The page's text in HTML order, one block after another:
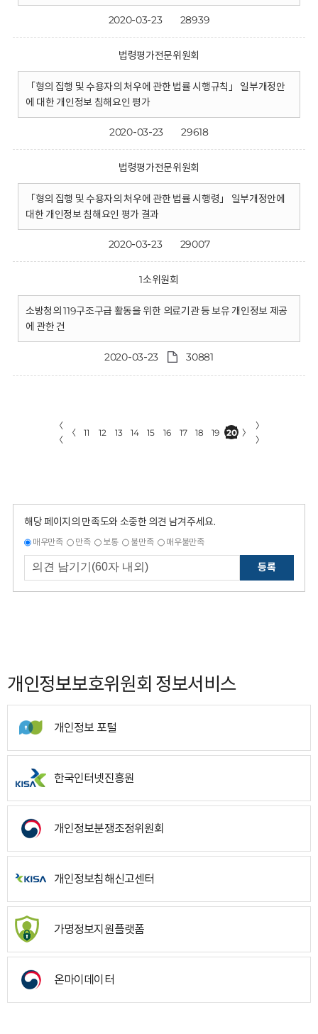
2020-03-23 28939
법령평가전문위원회
「형의 집행 및 수용자의 처우에 관한 법률 시행규칙」 일부개정안
에 대한 개인정보 침해요인 평가
2020-03-23 29618
법령평가전문위원회
「형의 집행 및 수용자의 처우에 관한 법률 시행령」 일부개정안에
대한 개인정보 침해요인 평가 결과
2020-03-23 29007
1소위원회
소방청의 119구조구급 활동을 위한 의료기관 등 보유 개인정보 제공
에 관한 건
2020-03-23 30881
〈
〈
〈 11 12 13 14 15 16 17 18 19 20 〉
〉
〉
해당 페이지의 만족도와 소중한 의견 남겨주세요.
매우만족 만족 보통 불만족 매우불만족
등록
개인정보보호위원회 정보서비스
개인정보 포털
한국인터넷진흥원
개인정보분쟁조정위원회
개인정보침해신고센터
가명정보지원플랫폼
온마이데이터